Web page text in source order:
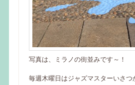
写真は、ミラノの街並みです～！
毎週木曜日はジャズマスターいさ